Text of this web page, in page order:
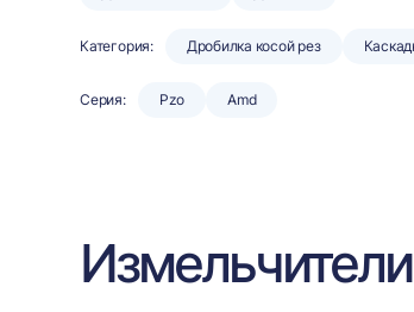
Категория: Дробилка косой рез
Серия: Pzo Amd